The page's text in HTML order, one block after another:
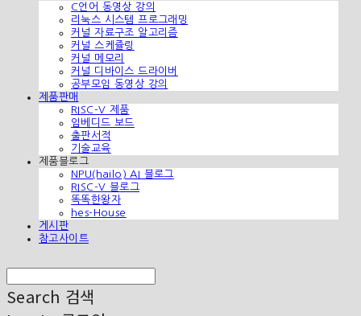
C언어 동영상 강의
리눅스 시스템 프로그래밍
커널 자료구조 알고리즘
커널 스케쥴링
커널 메모리
커널 디바이스 드라이버
공부모임 동영상 강의
제품판매
RISC-V 제품
임베디드 보드
출판서적
기술교육
제품블로그
NPU(hailo) AI 블로그
RISC-V 블로그
똑똑한왕자
hes-House
게시판
참고사이트
Search 검색